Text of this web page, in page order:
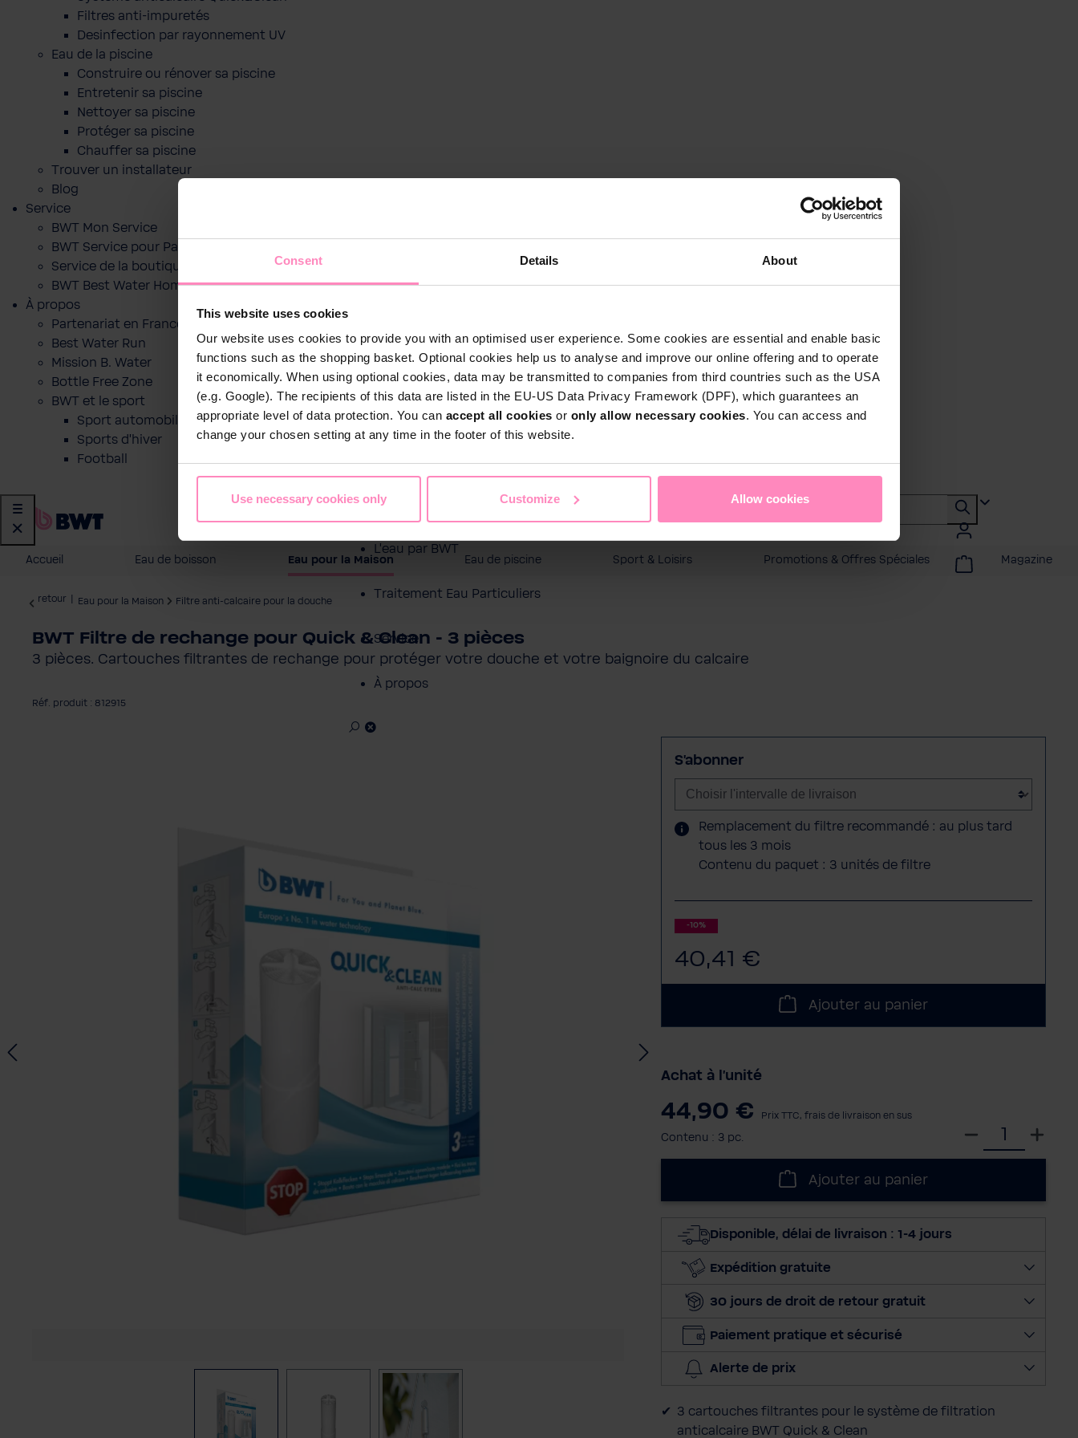
Consent Details About
This website uses cookies
Our website uses cookies to provide you with an optimised user experience. Some cookies are essential and enable basic
functions such as the shopping basket. Optional cookies help us to analyse and improve our online offering and to operate
it economically. When using optional cookies, data may be transmitted to companies from third countries such as the USA
(e.g. Google). The recipients of this data are listed in the EU-US Data Privacy Framework (DPF), which guarantees an
appropriate level of data protection. You can accept all cookies or only allow necessary cookies. You can access and
change your chosen setting at any time in the footer of this website.
Use necessary cookies only Customize Allow cookies
Filtres anti-impuretés
Desinfection par rayonnement UV
Eau de la piscine
Construire ou rénover sa piscine
Entretenir sa piscine
Nettoyer sa piscine
Protéger sa piscine
Chauffer sa piscine
Trouver un installateur
Blog
Service
BWT Mon Service
BWT Service pour Particuliers
Service de la boutique en ligne
BWT Best Water Home App
À propos
Partenariat en France
Best Water Run
Mission B. Water
Bottle Free Zone
BWT et le sport
Sport automobile
Sports d'hiver
Football
Boutique en ligne
L'eau par BWT
Traitement Eau Particuliers
Service
À propos
Accueil Eau de boisson Eau pour la Maison Eau de piscine Sport & Loisirs Promotions & Offres Spéciales Magazine
retour Eau pour la Maison Filtre anti-calcaire pour la douche
BWT Filtre de rechange pour Quick & Clean - 3 pièces
3 pièces. Cartouches filtrantes de rechange pour protéger votre douche et votre baignoire du calcaire
Réf. produit : 812915
S'abonner
Remplacement du filtre recommandé : au plus tard
tous les 3 mois
Contenu du paquet : 3 unités de filtre
-10%
40,41 €
Ajouter au panier
Achat à l'unité
44,90 € Prix TTC, frais de livraison en sus
Contenu : 3 pc.
c
o
n
r
Ajouter au panier
Disponible, délai de livraison : 1-4 jours
Expédition gratuite
30 jours de droit de retour gratuit
Paiement pratique et sécurisé
Alerte de prix
3 cartouches filtrantes pour le système de filtration
anticalcaire BWT Quick & Clean